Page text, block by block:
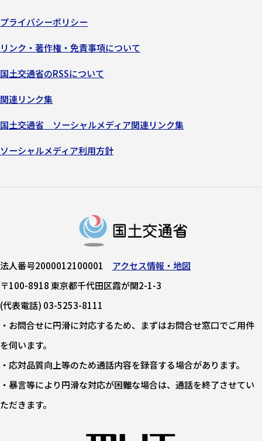
法人番号2000012100001 アクセス情報・地図
〒100-8918 東京都千代田区霞が関2-1-3
(代表電話) 03-5253-8111
・お問合せに円滑に対応するため、まずはお問合せ窓口でご用件
を伺います。
・応対品質向上等のため通話内容を録音する場合があります。
・暴言等により円滑な対応が困難な場合は、通話を終了させてい
ただきます。
プライバシーポリシー
リンク・著作権・免責事項について
国土交通省のRSSについて
関連リンク集
国土交通省 ソーシャルメディア関連リンク集
ソーシャルメディア利用方針